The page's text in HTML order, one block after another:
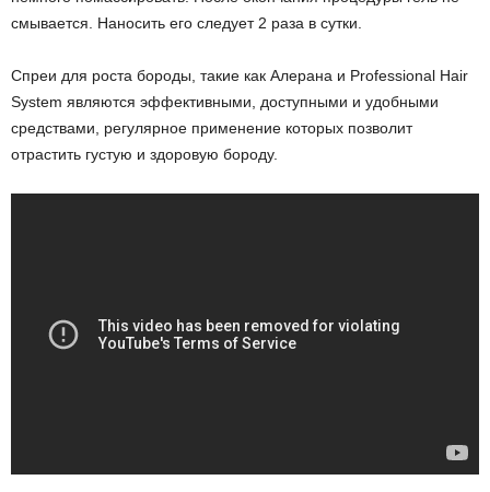
смывается. Наносить его следует 2 раза в сутки.
Спреи для роста бороды, такие как Алерана и Professional Hair
System являются эффективными, доступными и удобными
средствами, регулярное применение которых позволит
отрастить густую и здоровую бороду.